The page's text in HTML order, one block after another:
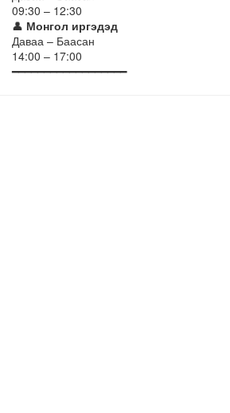
09:30 – 12:30
👤 Монгол иргэдэд
Даваа – Баасан
14:00 – 17:00
━━━━━━━━━━━━━━━━━━